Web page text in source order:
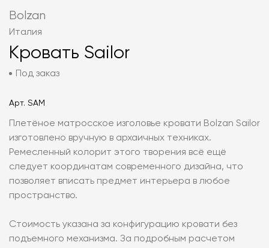
Bolzan
Италия
Кровать Sailor
Под заказ
Арт. SAM
Плетёное матросское изголовье кровати Bolzan Sailor
изготовлено вручную в архаичных техниках.
Ремесленный колорит этого творения всё ещё
следует координатам современного дизайна, что
позволяет вписать предмет интерьера в любое
пространство.
Стоимость указана за конфигурацию кровати без
подъемного механизма. За подробным расчетом